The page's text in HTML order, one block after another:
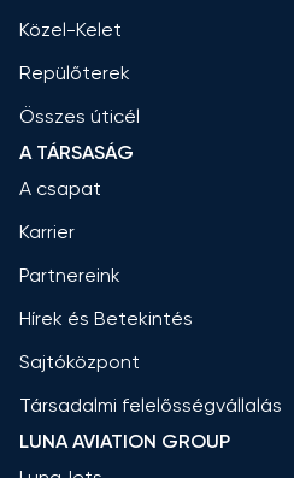
Közel-Kelet
Repülőterek
Összes úticél
A TÁRSASÁG
A csapat
Karrier
Partnereink
Hírek és Betekintés
Sajtóközpont
Társadalmi felelősségvállalás
LUNA AVIATION GROUP